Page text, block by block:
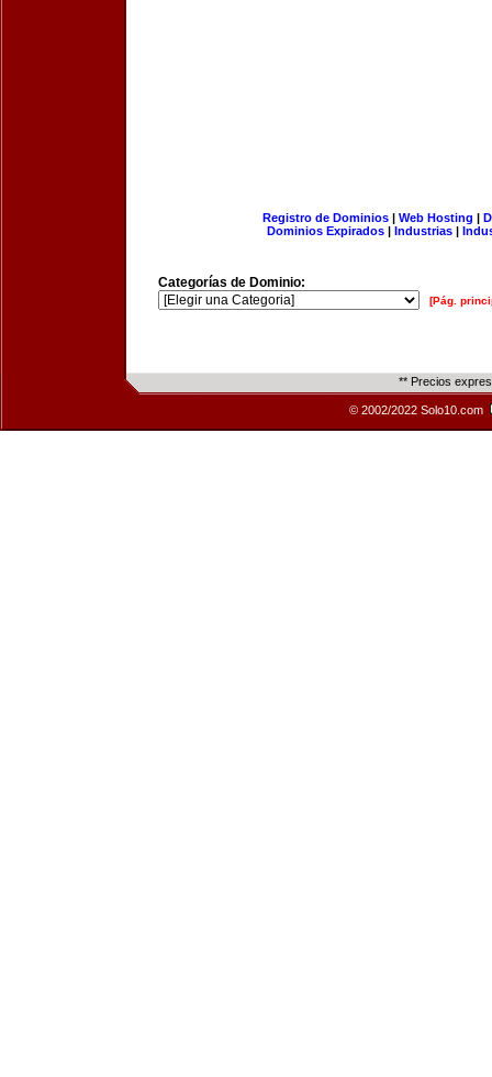
Registro de Dominios| Web Hosting |
Dominios Expirados | Industrias |
Categorías de Dominio:
[Pág.
** Precios
© 2002/2022 Solo10.com